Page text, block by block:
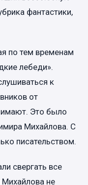
фантастики,
по тем временам
лебеди».
к
от
Это было
Михайлова. С
писательством.
свергать все
Михайлова не